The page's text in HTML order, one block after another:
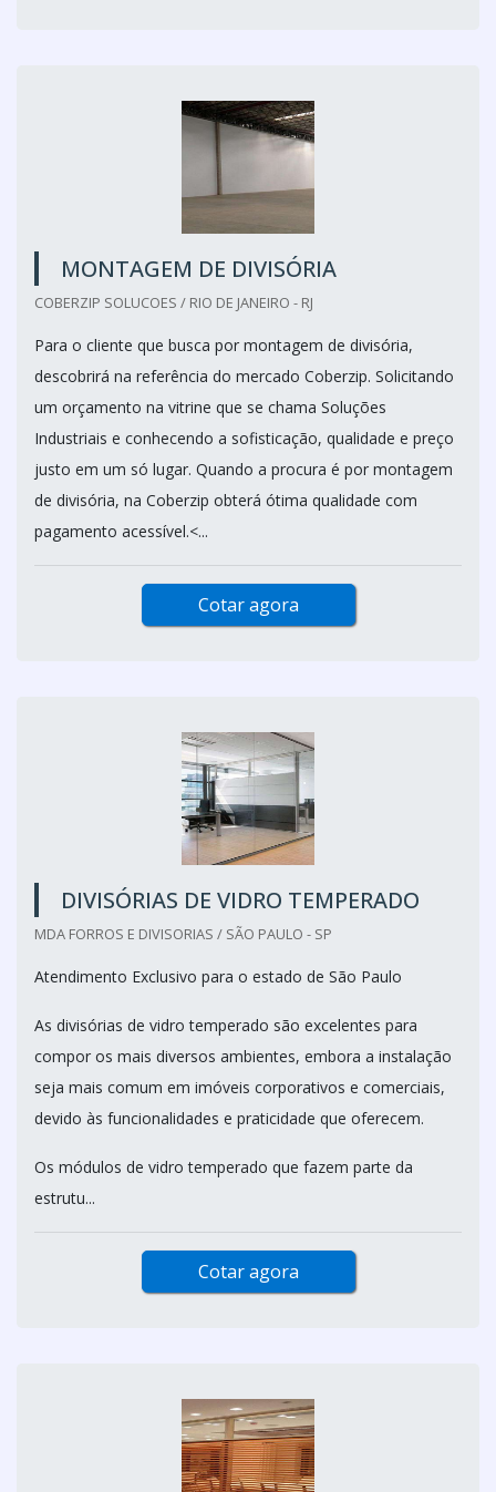
MONTAGEM DE DIVISÓRIA
COBERZIP SOLUCOES / RIO DE JANEIRO - RJ
Para o cliente que busca por montagem de divisória,
descobrirá na referência do mercado Coberzip. Solicitando
um orçamento na vitrine que se chama Soluções
Industriais e conhecendo a sofisticação, qualidade e preço
justo em um só lugar. Quando a procura é por montagem
de divisória, na Coberzip obterá ótima qualidade com
pagamento acessível.<...
Cotar agora
DIVISÓRIAS DE VIDRO TEMPERADO
MDA FORROS E DIVISORIAS / SÃO PAULO - SP
Atendimento Exclusivo para o estado de São Paulo
As divisórias de vidro temperado são excelentes para
compor os mais diversos ambientes, embora a instalação
seja mais comum em imóveis corporativos e comerciais,
devido às funcionalidades e praticidade que oferecem.
Os módulos de vidro temperado que fazem parte da
estrutu...
Cotar agora